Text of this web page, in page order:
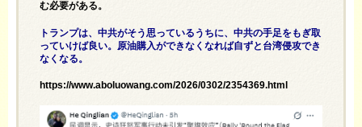
む必要がある。
トランプは、中共がそう思っているうちに、中共の手足をもぎ取
っていけば良い。原油購入ができなくなれば自ずと台湾侵攻でき
なくなる。
https://www.aboluowang.com/2026/0302/2354369.html